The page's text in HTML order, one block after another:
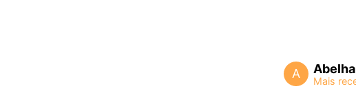
A Abelha